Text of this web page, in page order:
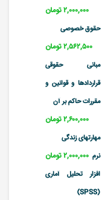
۲,۰۰۰,۰۰۰ تومان
حقوق خصوصی
۲,۵۶۲,۵۰۰ تومان
مبانی حقوقی
قراردادها و قوانین و
مقررات حاکم بر آن
۲,۶۰۰,۰۰۰ تومان
مهارتهای زندگی
۲,۰۰۰,۰۰۰ تومان نرم
افزار تحلیل آماری
(SPSS)